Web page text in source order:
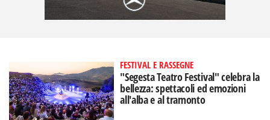
FESTIVAL E RASSEGNE
"Segesta Teatro Festival" celebra la
bellezza: spettacoli ed emozioni
all'alba e al tramonto